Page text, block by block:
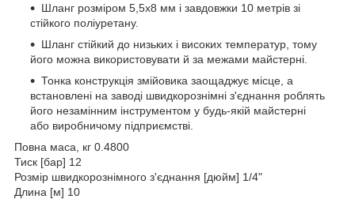
Шланг розміром 5,5х8 мм і завдовжки 10 метрів зі
стійкого поліуретану.
Шланг стійкий до низьких і високих температур, тому
його можна використовувати й за межами майстерні.
Тонка конструкція змійовика заощаджує місце, а
встановлені на заводі швидкорознімні з'єднання роблять
його незамінним інструментом у будь-якій майстерні
або виробничому підприємстві.
Повна маса, кг 0.4800
Тиск [бар] 12
Розмір швидкорознімного з'єднання [дюйм] 1/4"
Длина [м] 10